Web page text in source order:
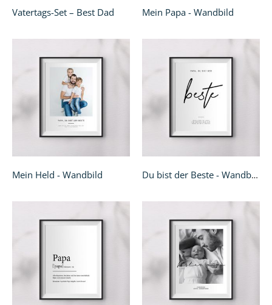
Vatertags-Set – Best Dad Mein Papa - Wandbild
Mein Held - Wandbild Du bist der Beste - Wandbild